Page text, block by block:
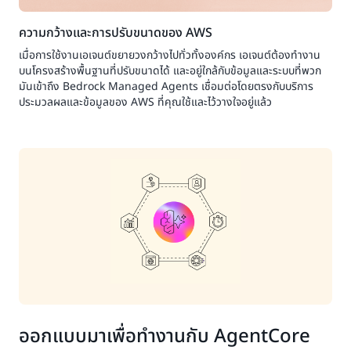
ความกว้างและการปรับขนาดของ AWS
เมื่อการใช้งานเอเจนต์ขยายวงกว้างไปทั่วทั้งองค์กร เอเจนต์ต้องทำงาน
บนโครงสร้างพื้นฐานที่ปรับขนาดได้ และอยู่ใกล้กับข้อมูลและระบบที่พวก
มันเข้าถึง Bedrock Managed Agents เชื่อมต่อโดยตรงกับบริการ
ประมวลผลและข้อมูลของ AWS ที่คุณใช้และไว้วางใจอยู่แล้ว
ออกแบบมาเพื่อทำงานกับ AgentCore